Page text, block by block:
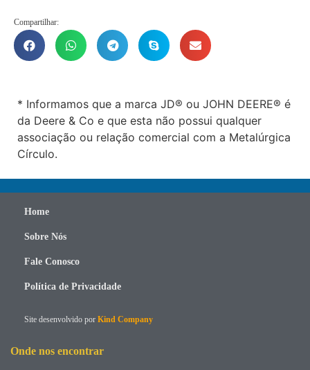
Compartilhar:
* Informamos que a marca JD® ou JOHN DEERE® é
da Deere & Co e que esta não possui qualquer
associação ou relação comercial com a Metalúrgica
Círculo.
Home
Sobre Nós
Fale Conosco
Política de Privacidade
Site desenvolvido por Kind Company
Onde nos encontrar